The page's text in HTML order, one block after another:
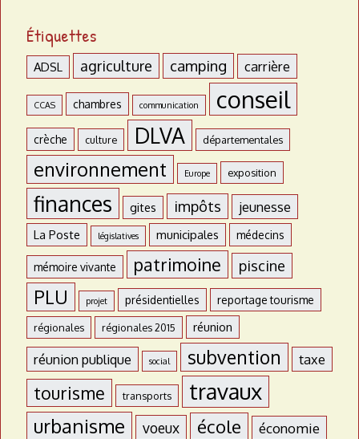
Étiquettes
ADSL agriculture camping carrière
CCAS chambres communication conseil
crèche culture DLVA départementales
environnement Europe exposition
finances gites impôts jeunesse
La Poste législatives municipales médecins
mémoire vivante patrimoine piscine
PLU projet présidentielles reportage tourisme
régionales régionales 2015 réunion
réunion publique social subvention taxe
tourisme transports travaux
urbanisme voeux école économie